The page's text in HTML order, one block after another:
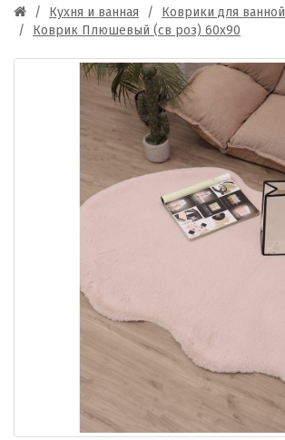
Кухня и ванная
Коврики для ванной
Коврик Плюшевый (св роз) 60х90